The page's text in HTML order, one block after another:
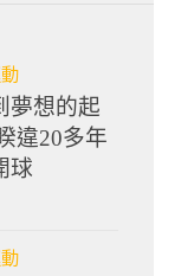
夢想的起
違20多年
球